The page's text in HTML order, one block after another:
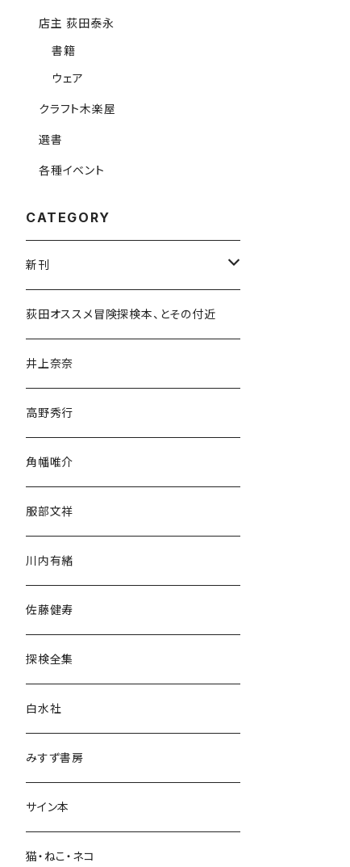
店主 荻田泰永
書籍
ウェア
クラフト木楽屋
選書
各種イベント
CATEGORY
新刊
和書
文学・小説・物語
随筆・ノンフィクション・その他
民族・風習
言語・ことば
荻田オススメ冒険探検本、とその付近
井上奈奈
高野秀行
角幡唯介
服部文祥
川内有緒
佐藤健寿
探検全集
白水社
みすず書房
サイン本
猫・ねこ・ネコ